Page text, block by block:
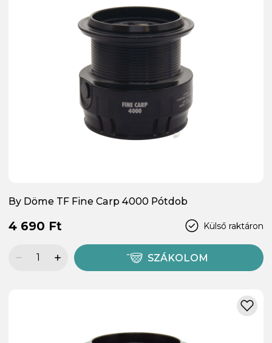
By Döme TF Fine Carp 4000 Pótdob
Külső raktáron
4 690 Ft
SZÁKOLOM